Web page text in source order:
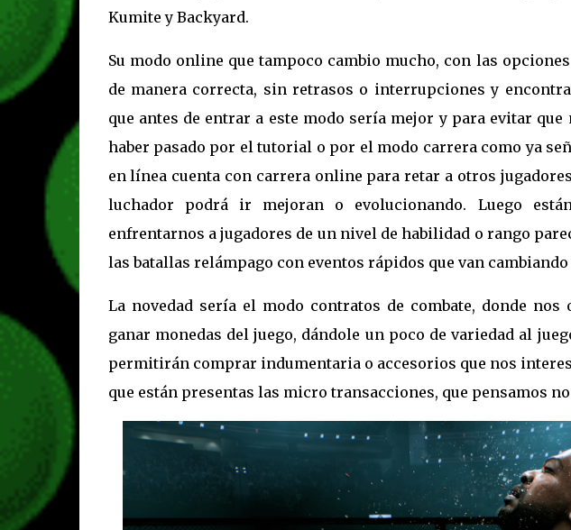
Kumite y Backyard.
Su modo online que tampoco cambio mucho, con las
de manera correcta, sin retrasos o interrupciones y
que antes de entrar a este modo sería mejor y para evitar
haber pasado por el tutorial o por el modo carrera como ya
en línea cuenta con carrera online para retar a otros
luchador podrá ir mejoran o evolucionando. Luego
enfrentarnos a jugadores de un nivel de habilidad o rango
las batallas relámpago con eventos rápidos que van
La novedad sería el modo contratos de combate, donde
ganar monedas del juego, dándole un poco de variedad al
permitirán comprar indumentaria o accesorios que nos
que están presentas las micro transacciones, que pensamos